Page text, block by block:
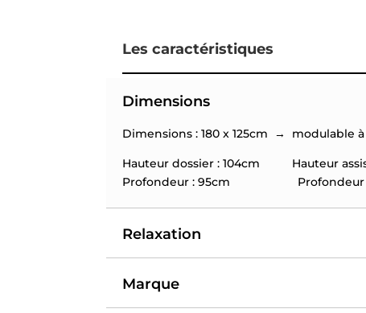
Les caractéristiques
Dimensions
Dimensions : 180 x 125cm → modulable à
Hauteur dossier : 104cm Hauteur
Profondeur : 95cm Profondeur
Relaxation
Marque